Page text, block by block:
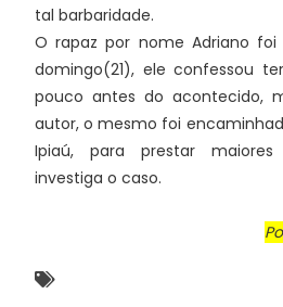
tal barbaridade.
O rapaz por nome Adriano
domingo(21), ele confessou
pouco antes do acontecido,
autor, o mesmo foi
Ipiaú, para prestar
investiga o caso.